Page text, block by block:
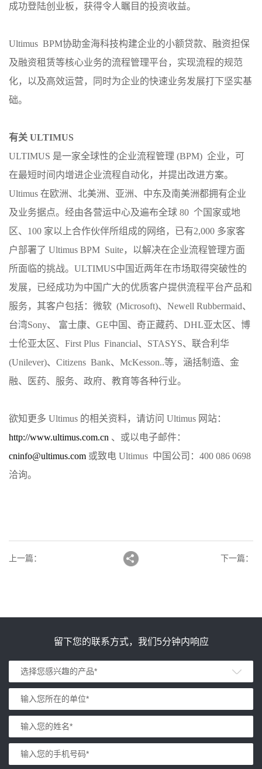
成功登陆创业板，获得令人瞩目的投资收益。
Ultimus BPM协助金海科技构建企业的小额贷款、融资担保
及融资租赁等核心业务的流程管理平台，实现流程的规范
化，以及高效运营，同时为企业的快速业务发展打下坚实基
础。
有关 ULTIMUS
ULTIMUS 是一家全球性的企业流程管理 (BPM) 企业，可
在最短时间内增进企业流程自动化，并提出改进方案。
Ultimus 在欧洲、北美洲、亚洲、中东及南美洲都拥有企业
及业务据点。经由各营运中心及遍布全球 80 个国家或地
区、100 家以上合作伙伴所组成的网络，已有2,000 多家客
户部署了 Ultimus BPM Suite，以解决在企业流程管理方面
所面临的挑战。ULTIMUS中国近两年在市场取得突破性的
发展，已经成功为中国广大的优质客户提供流程平台产品和
服务，其客户包括：微软 (Microsoft)、Newell Rubbermaid、
台湾Sony、 富士康、GE中国、奇正藏药、DHL亚太区、博
士伦亚太区、First Plus Financial、STASYS、联合利华
(Unilever)、Citizens Bank、McKesson..等，涵括制造、金
融、医药、服务、政府、教育等各种行业。
欲知更多 Ultimus 的相关资料，请访问 Ultimus 网站：
http://www.ultimus.com.cn 、或以电子邮件：
cninfo@ultimus.com 或致电 Ultimus 中国公司：400 086 0698
洽询。
上一篇 ： 下一篇 ：
留下您的联系方式，我们5分钟内响应